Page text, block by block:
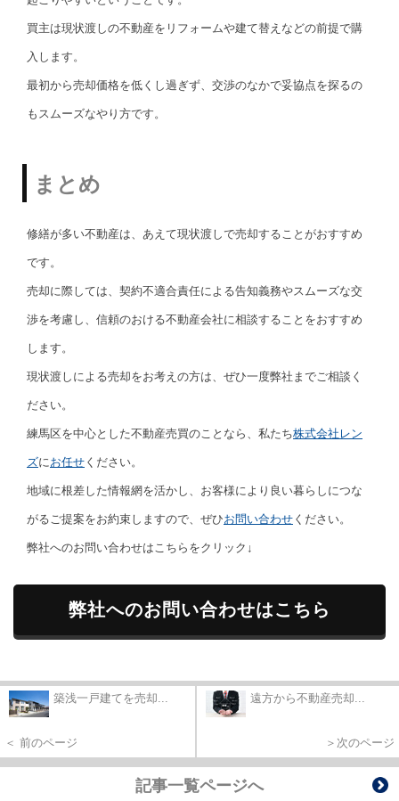
買主は現状渡しの不動産をリフォームや建て替えなどの前提で購
入します。
最初から売却価格を低くし過ぎず、交渉のなかで妥協点を探るの
もスムーズなやり方です。
まとめ
修繕が多い不動産は、あえて現状渡しで売却することがおすすめ
です。
売却に際しては、契約不適合責任による告知義務やスムーズな交
渉を考慮し、信頼のおける不動産会社に相談することをおすすめ
します。
現状渡しによる売却をお考えの方は、ぜひ一度弊社までご相談く
ださい。
練馬区を中心とした不動産売買のことなら、私たち株式会社レン
ズに お任せ ください。
地域に根差した情報網を活かし、お客様により良い暮らしにつな
がるご提案をお約束しますので、ぜひお問い合わせ ください。
弊社へのお問い合わせはこちらをクリック↓
弊社へのお問い合わせはこちら
築浅一戸建てを売却...
＜ 前のページ
遠方から不動産売却...
＞次のページ
記事一覧ページへ